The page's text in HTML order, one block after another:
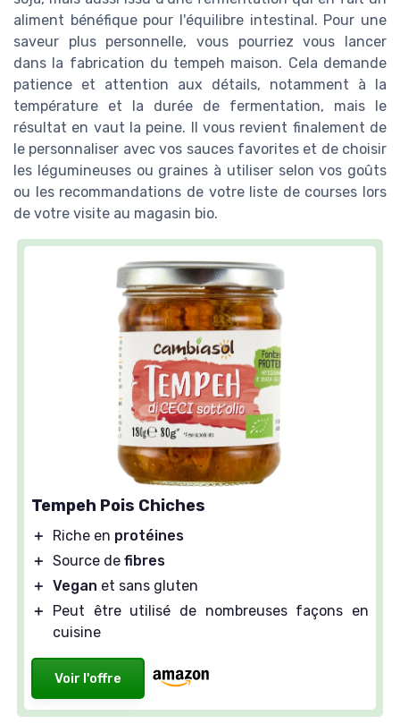
aliment bénéfique pour l'équilibre intestinal. Pour une
saveur plus personnelle, vous pourriez vous lancer
dans la fabrication du tempeh maison. Cela demande
patience et attention aux détails, notamment à la
température et la durée de fermentation, mais le
résultat en vaut la peine. Il vous revient finalement de
le personnaliser avec vos sauces favorites et de choisir
les légumineuses ou graines à utiliser selon vos goûts
ou les recommandations de votre liste de courses lors
de votre visite au magasin bio.
Tempeh Pois Chiches
＋ Riche en protéines
＋ Source de fibres
＋ Vegan et sans gluten
＋
Peut être utilisé de nombreuses façons en
cuisine
Voir l'offre